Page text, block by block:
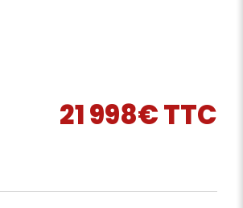
21 998€ TTC